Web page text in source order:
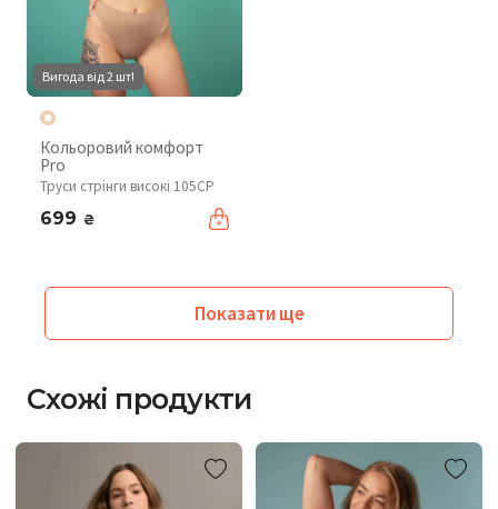
Вигода від 2 шт!
Кольоровий комфорт
Pro
Труси стрінги високі 105CP
699 ₴
Показати ще
Схожі продукти